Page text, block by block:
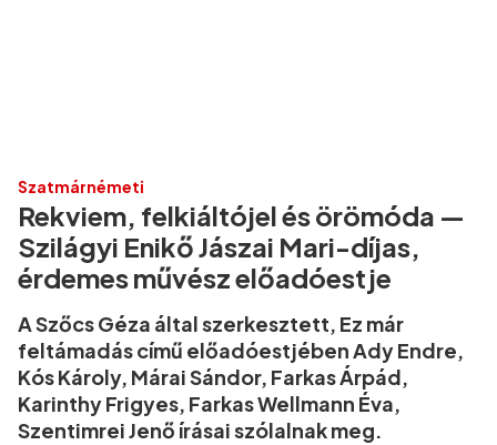
Szatmárnémeti
Rekviem, felkiáltójel és örömóda —
Szilágyi Enikő Jászai Mari-díjas,
érdemes művész előadóestje
A Szőcs Géza által szerkesztett, Ez már
feltámadás című előadóestjében Ady Endre,
Kós Károly, Márai Sándor, Farkas Árpád,
Karinthy Frigyes, Farkas Wellmann Éva,
Szentimrei Jenő írásai szólalnak meg.